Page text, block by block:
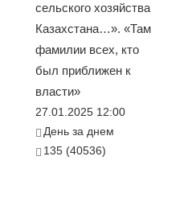
сельского хозяйства
Казахстана…». «Там
фамилии всех, кто
был приближен к
власти»
27.01.2025 12:00
День за днем
135 (40536)